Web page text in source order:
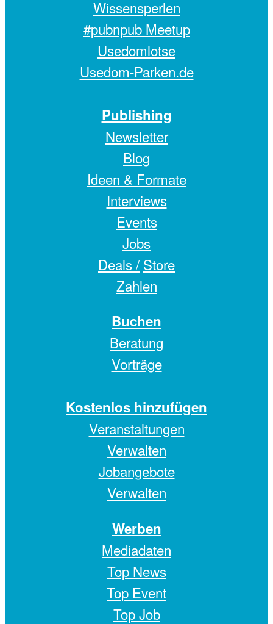
Wissensperlen
#pubnpub Meetup
Usedomlotse
Usedom-Parken.de
Publishing
Newsletter
Blog
Ideen & Formate
Interviews
Events
Jobs
Deals / Store
Zahlen
Buchen
Beratung
Vorträge
Kostenlos hinzufügen
Veranstaltungen
Verwalten
Jobangebote
Verwalten
Werben
Mediadaten
Top News
Top Event
Top Job